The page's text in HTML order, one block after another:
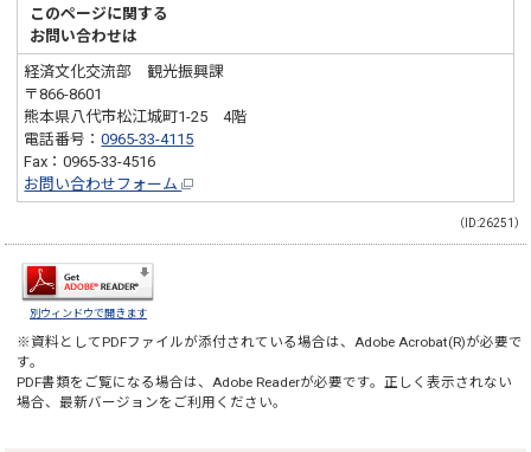
このページに関する
お問い合わせは
経済文化交流部 観光振興課
〒866-8601
熊本県八代市松江城町1-25 4階
電話番号：0965-33-4115
Fax：0965-33-4516
お問い合わせフォーム
（ID:26251）
別ウィンドウで開きます
※資料としてPDFファイルが添付されている場合は、 Adobe Acrobat(R)が必要で
す。
PDF書類をご覧になる場合は、 Adobe Readerが必要です。正しく表示されない
場合、最新バージョンをご利用ください。